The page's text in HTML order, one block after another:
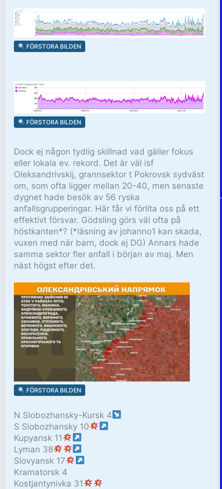
FÖRSTORA BILDEN
FÖRSTORA BILDEN
Dock ej någon tydlig skillnad vad gäller fokus
eller lokala ev. rekord. Det är väl isf
Oleksandrivskij, grannsektor t Pokrovsk sydväst
om, som ofta ligger mellan 20-40, men senaste
dygnet hade besök av 56 ryska
anfallsgrupperingar. Här får vi förlita oss på ett
effektivt försvar. Gödsling görs väl ofta på
höstkanten*? (*läsning av johanno1 kan skada,
vuxen med när barn, dock ej DG) Annars hade
samma sektor fler anfall i början av maj. Men
näst högst efter det.
FÖRSTORA BILDEN
N Slobozhansky-Kursk 4
S Slobozhansky 10
Kupyansk 11
Lyman 38
Slovyansk 17
Kramatorsk 4
Kostjantynivka 31